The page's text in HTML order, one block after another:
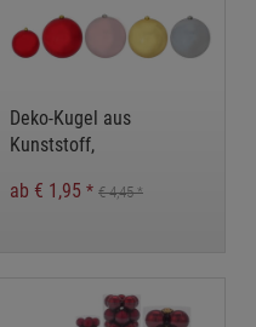
Deko-Kugel aus
Kunststoff,
Christbaumkugel XL,
ab € 1,95 * € 4,45*